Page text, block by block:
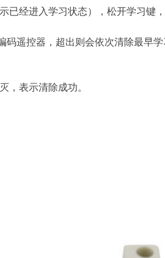
示已经进入学习状态），松开学习键
遥控器，超出则会依次清除最早
，表示清除成功。